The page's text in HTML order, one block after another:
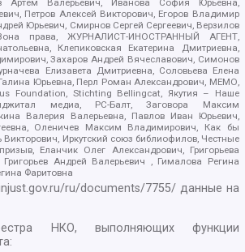
Артем Валерьевич, Иванова София Юрьевна,
Петров Алексей Викторович, Егоров Владимир
Юрьевич, Смирнов Сергей Сергеевич, Верзилов
права, ЖУРНАЛИСТ-ИНОСТРАННЫЙ АГЕНТ,
Клепиковская Екатерина Дмитриевна,
Захаров Андрей Вячеславович, Симонов
Елизавета Дмитриевна, Соловьева Елена
Юрьевна, Перл Роман Александрович, МЕМО,
Foundation, Stichting Bellingcat, Якутия – Наше
медиа, РС-Балт, Заговора Максим
Валерия Валерьевна, Павлов Иван Юрьевич,
Оленичев Максим Владимирович, Как бы
Викторович, Иркутский союз библиофилов, Честные
Еланчик Олег Александрович, Григорьева
Андрей Валерьевич , Гималова Регина
Фаритовна
ru/documents/7755/ данные на
НКО, выполняющих функции